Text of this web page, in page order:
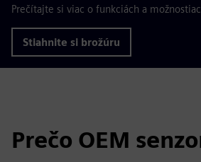
Prečítajte si viac o funkciách a
Stiahnite si brožúru
Prečo OEM